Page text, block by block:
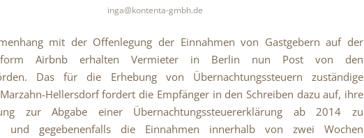
inga@kontenta-gmbh.de
mit der Offenlegung der Einnahmen von Gastgebern auf der
Airbnb erhalten Vermieter in Berlin nun Post von den
Das für die Erhebung von Übernachtungssteuern zuständige
Hellersdorf fordert die Empfänger in den Schreiben dazu auf, ihre
zur Abgabe einer Übernachtungssteuererklärung ab 2014 zu
und gegebenenfalls die Einnahmen innerhalb von zwei Wochen